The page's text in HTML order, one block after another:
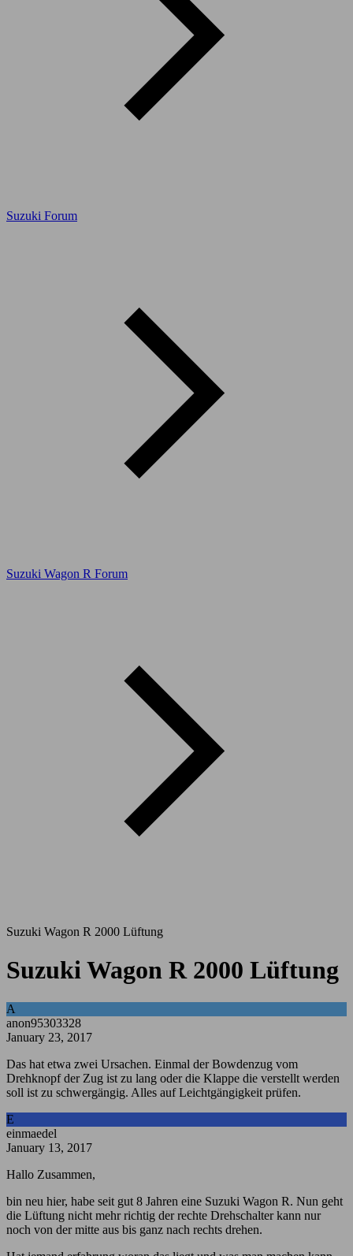
Suzuki Forum
Suzuki Wagon R Forum
Suzuki Wagon R 2000 Lüftung
Suzuki Wagon R 2000 Lüftung
A
anon95303328
January 23, 2017
Das hat etwa zwei Ursachen. Einmal der Bowdenzug vom
Drehknopf der Zug ist zu lang oder die Klappe die verstellt werden
soll ist zu schwergängig. Alles auf Leichtgängigkeit prüfen.
E
einmaedel
January 13, 2017
Hallo Zusammen,
bin neu hier, habe seit gut 8 Jahren eine Suzuki Wagon R. Nun geht
die Lüftung nicht mehr richtig der rechte Drehschalter kann nur
noch von der mitte aus bis ganz nach rechts drehen.